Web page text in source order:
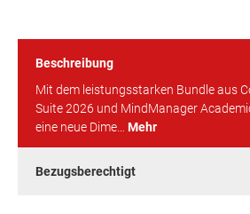
Beschreibung
Mit dem leistungsstarken Bundle aus
Suite 2026 und MindManager
eine neue Dime… Mehr
Bezugsberechtigt